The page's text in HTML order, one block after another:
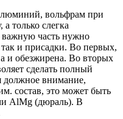
вольфрам при
а только слегка
важную часть нужно
так и присадки. Во первых,
и обезжирена. Во вторых
сделать полный
должное внимание,
состав, это может быть
AlMg (дюраль). В